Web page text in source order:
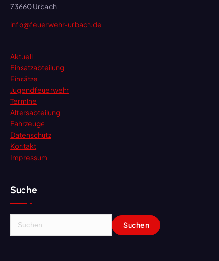
73660 Urbach
info@feuerwehr-urbach.de
Aktuell
Einsatzabteilung
Einsätze
Jugendfeuerwehr
Termine
Altersabteilung
Fahrzeuge
Datenschutz
Kontakt
Impressum
Suche